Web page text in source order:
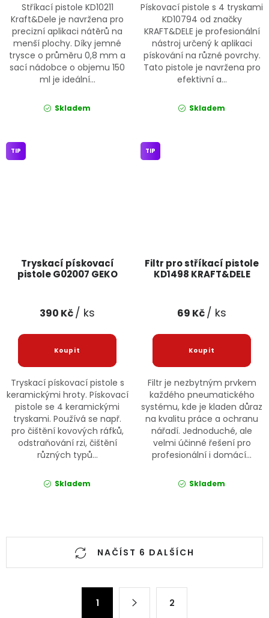
Stříkací pistole KD10211
Kraft&Dele je navržena pro
precizní aplikaci nátěrů na
menší plochy. Díky jemné
trysce o průměru 0,8 mm a
sací nádobce o objemu 150
ml je ideální...
Skladem
Pískovací pistole s 4 tryskami
KD10794 od značky
KRAFT&DELE je profesionální
nástroj určený k aplikaci
pískování na různé povrchy.
Tato pistole je navržena pro
efektivní a...
Skladem
Tryskací pískovací
pistole G02007 GEKO
TIP
390 Kč/ ks
Tryskací pískovací pistole s
keramickými hroty. Pískovací
pistole se 4 keramickými
tryskami. Používá se např.
pro čištění kovových ráfků,
odstraňování rzi, čištění
různých typů...
Skladem
Filtr pro stříkací pistole
KD1498 KRAFT&DELE
TIP
69 Kč/ ks
Filtr je nezbytným prvkem
každého pneumatického
systému, kde je kladen důraz
na kvalitu práce a ochranu
nářadí. Jednoduché, ale
velmi účinné řešení pro
profesionální i domácí...
Skladem
Ovládací prvky výpisuNAČÍST 6 DALŠÍCH
1 2